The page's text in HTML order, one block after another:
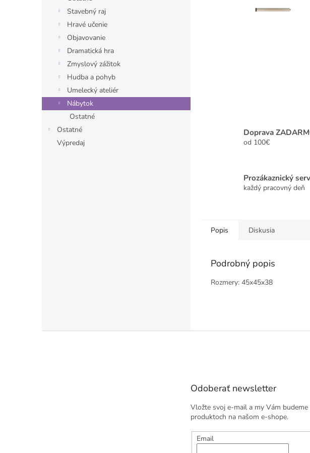
Stavebný raj
Hravé učenie
Objavovanie
Dramatická hra
Zmyslový zážitok
Hudba a pohyb
Umelecký ateliér
Nábytok
Ostatné
Ostatné
Výpredaj
Doprava
od 100€
Prozákaznický
každý pracovný deň
Popis Diskusia
Podrobný popis
Rozmery: 45x45x38
Odoberať newsletter
Vložte svoj e-mail a my Vám
produktoch na našom e-shope.
Email